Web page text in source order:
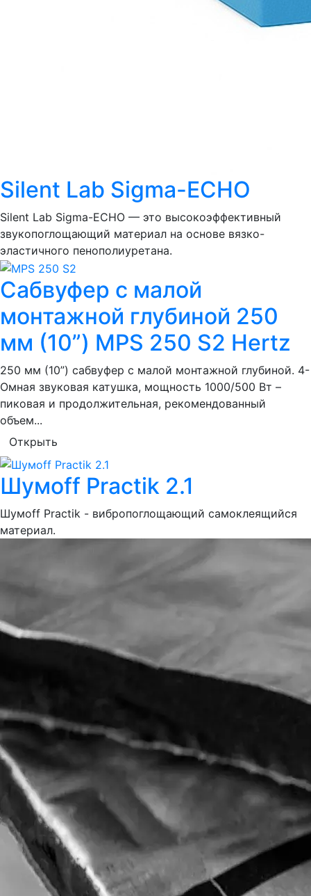
Silent Lab Sigma-ECHO
Silent Lab Sigma-ECHO — это высокоэффективный
звукопоглощающий материал на основе вязко-
эластичного пенополиуретана.
Сабвуфер с малой
монтажной глубиной 250
мм (10”) MPS 250 S2 Hertz
250 мм (10”) сабвуфер с малой монтажной глубиной. 4-
Омная звуковая катушка, мощность 1000/500 Вт –
пиковая и продолжительная, рекомендованный
объем...
Открыть
Шумoff Practik 2.1
Шумоff Practik - вибропоглощающий самоклеящийся
материал.